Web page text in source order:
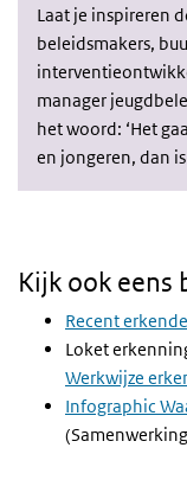
Laat je inspireren
beleidsmakers,
manager
het woord: ‘Het
en jongeren, dan
Kijk ook eens
Recent
Loket
Werkwijze
Infographic